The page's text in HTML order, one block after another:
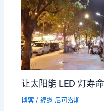
让太阳能 LED 灯寿
博客 / 經過 尼可洛斯